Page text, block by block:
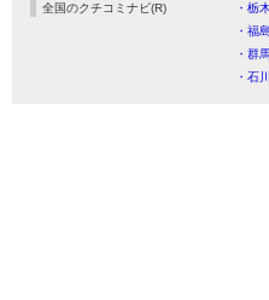
全国のクチコミナビ(R) ・栃
・福
・群
・石